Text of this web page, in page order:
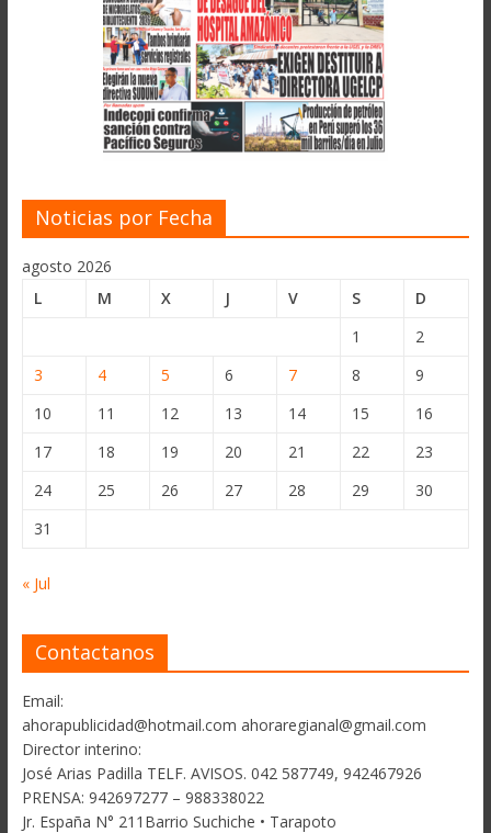
Noticias por Fecha
agosto 2026
L
M X J V S
D
1
2
3
4 5 6 7 8
9
10
11 12 13 14 15
16
17
18 19 20 21 22
23
24
25 26 27 28 29
30
31
« Jul
Contactanos
Email:
ahorapublicidad@hotmail.com ahoraregianal@gmail.com
Director interino:
José Arias Padilla TELF. AVISOS. 042 587749, 942467926
PRENSA: 942697277 – 988338022
Jr. España N° 211Barrio Suchiche • Tarapoto